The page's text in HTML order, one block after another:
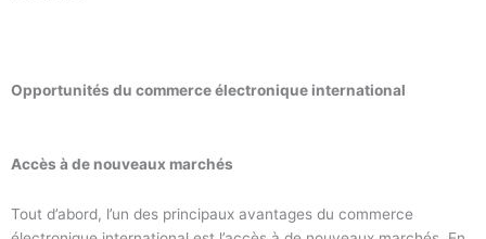
Opportunités du commerce électronique international
Accès à de nouveaux marchés
Tout d’abord, l’un des principaux avantages du commerce